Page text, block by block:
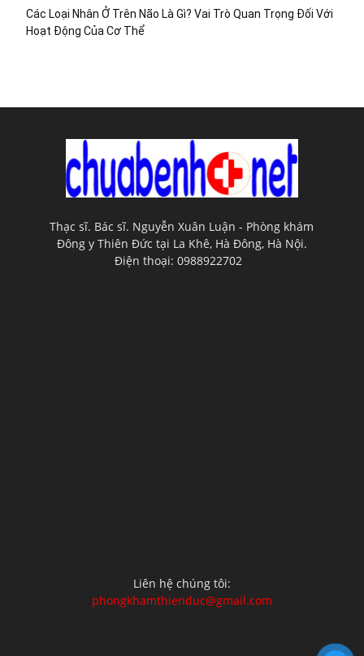
Các Loại Nhân Ở Trên Não Là Gì? Vai Trò Quan Trọng Đối Với
Hoạt Động Của Cơ Thể
Thạc sĩ. Bác sĩ. Nguyễn Xuân Luận - Phòng khám
Đông y Thiên Đức tại La Khê, Hà Đông, Hà Nội.
Điện thoại: 0988922702
Liên hệ chúng tôi:
phongkhamthienduc@gmail.com